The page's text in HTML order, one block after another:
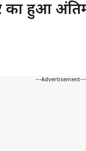
हुआ
---Advertisement---